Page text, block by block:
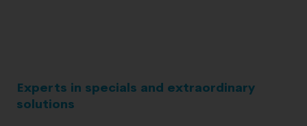
Experts in specials and extraordinary
solutions